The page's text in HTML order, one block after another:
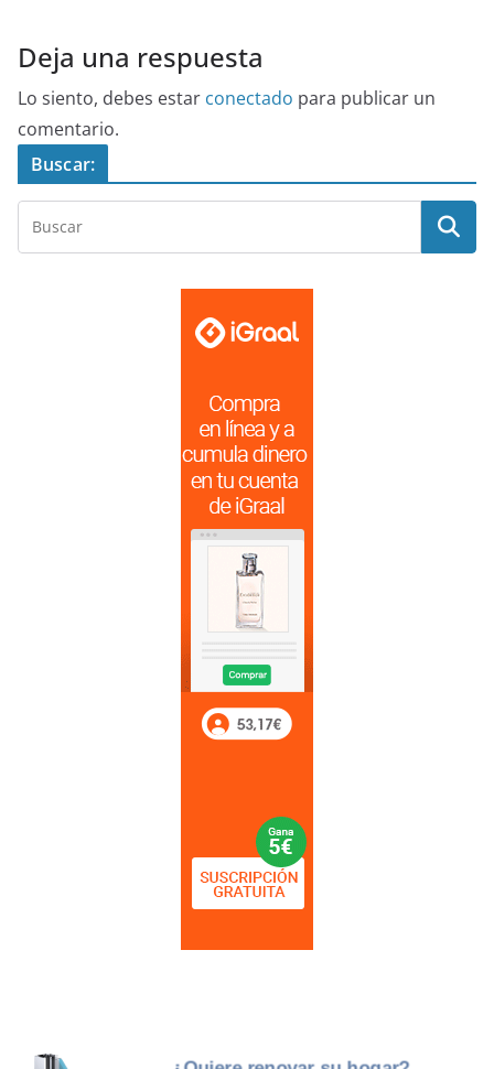
Deja una respuesta
Lo siento, debes estar conectado para publicar un
comentario.
Buscar: